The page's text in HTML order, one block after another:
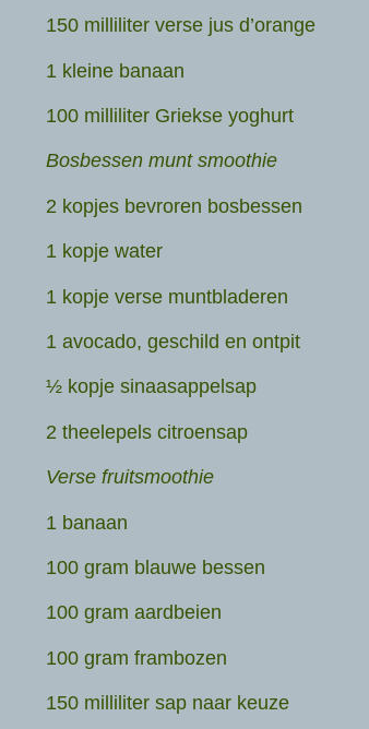
150 milliliter verse jus d’orange
1 kleine banaan
100 milliliter Griekse yoghurt
Bosbessen munt smoothie
2 kopjes bevroren bosbessen
1 kopje water
1 kopje verse muntbladeren
1 avocado, geschild en ontpit
½ kopje sinaasappelsap
2 theelepels citroensap
Verse fruitsmoothie
1 banaan
100 gram blauwe bessen
100 gram aardbeien
100 gram frambozen
150 milliliter sap naar keuze